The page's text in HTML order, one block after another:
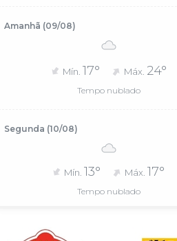
Amanhã (09/08)
Mín. 17° Máx. 24°
Tempo nublado
Segunda (10/08)
Mín. 13° Máx. 17°
Tempo nublado